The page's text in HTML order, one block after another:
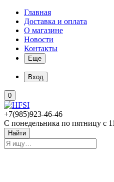
Главная
Доставка и оплата
О магазине
Новости
Контакты
Еще
Вход
0
+7(985)923-46-46
С понедельника по пятницу с
Найти